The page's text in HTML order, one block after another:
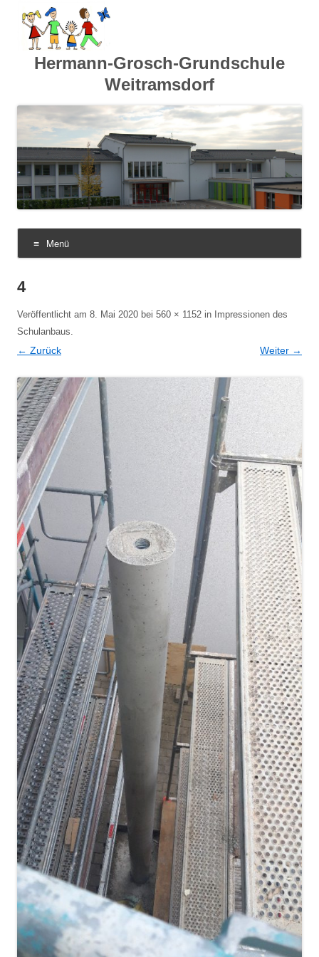
Hermann-Grosch-Grundschule
Weitramsdorf
Menü
springen
4
Veröffentlicht am 8. Mai 2020 bei 560 × 1152 in Impressionen des
Schulanbaus
← Zurück Weiter →